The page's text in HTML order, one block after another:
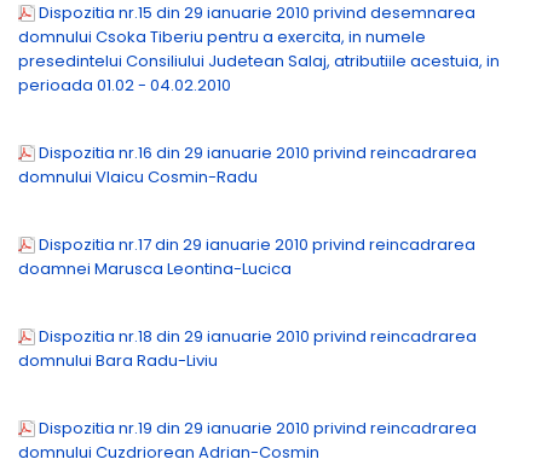
Dispozitia nr.15 din 29 ianuarie 2010 privind desemnarea
domnului Csoka Tiberiu pentru a exercita, in numele
presedintelui Consiliului Judetean Salaj, atributiile acestuia, in
perioada 01.02 - 04.02.2010
Dispozitia nr.16 din 29 ianuarie 2010 privind reincadrarea
domnului Vlaicu Cosmin-Radu
Dispozitia nr.17 din 29 ianuarie 2010 privind reincadrarea
doamnei Marusca Leontina-Lucica
Dispozitia nr.18 din 29 ianuarie 2010 privind reincadrarea
domnului Bara Radu-Liviu
Dispozitia nr.19 din 29 ianuarie 2010 privind reincadrarea
domnului Cuzdriorean Adrian-Cosmin